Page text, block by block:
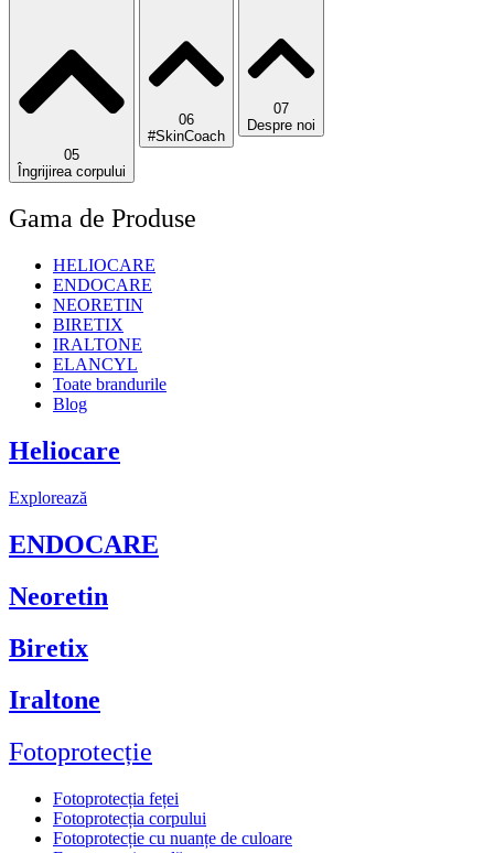
05
Îngrijirea corpului
06
#SkinCoach
07
Despre noi
Gama de Produse
HELIOCARE
ENDOCARE
NEORETIN
BIRETIX
IRALTONE
ELANCYL
Toate brandurile
Blog
Heliocare
Explorează
ENDOCARE
Neoretin
Biretix
Iraltone
Fotoprotecție
Fotoprotecția feței
Fotoprotecția corpului
Fotoprotecție cu nuanțe de culoare